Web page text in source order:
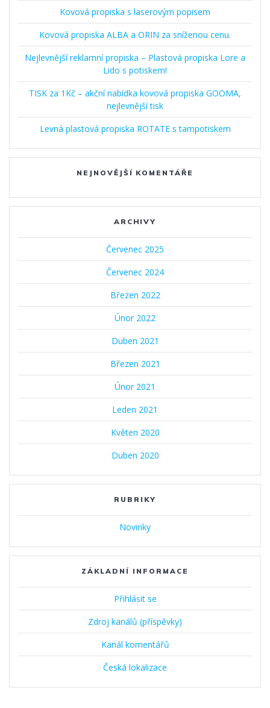
Kovová propiska s laserovým popisem
Kovová propiska ALBA a ORIN za sníženou cenu.
Nejlevnější reklamní propiska – Plastová propiska Lore a
Lido s potiskem!
TISK za 1Kč – akční nabídka kovová propiska GOOMA,
nejlevnější tisk
Levná plastová propiska ROTATE s tampotiskem
NEJNOVĚJŠÍ KOMENTÁŘE
ARCHIVY
Červenec 2025
Červenec 2024
Březen 2022
Únor 2022
Duben 2021
Březen 2021
Únor 2021
Leden 2021
Květen 2020
Duben 2020
RUBRIKY
Novinky
ZÁKLADNÍ INFORMACE
Přihlásit se
Zdroj kanálů (příspěvky)
Kanál komentářů
Česká lokalizace